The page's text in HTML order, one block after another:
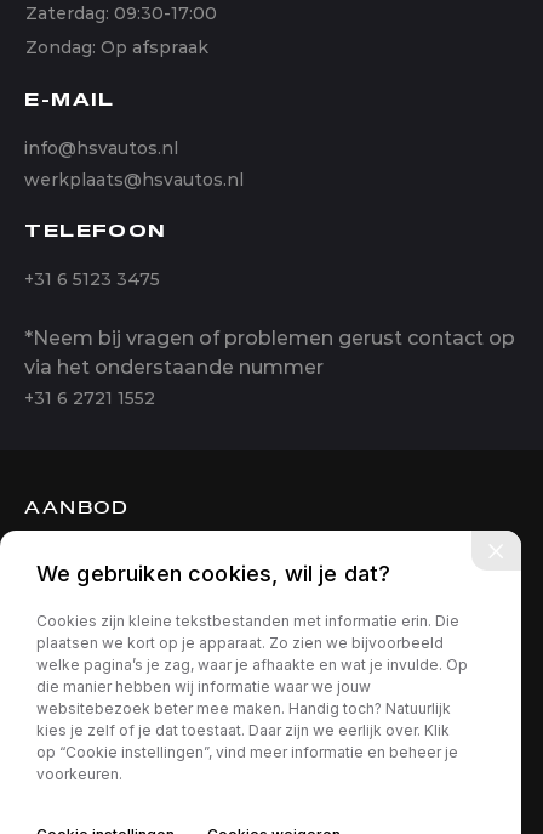
Zaterdag: 09:30-17:00
Zondag: Op afspraak
E-MAIL
info@hsvautos.nl
werkplaats@hsvautos.nl
TELEFOON
+31 6 5123 3475
*Neem bij vragen of problemen gerust contact op
via het onderstaande nummer
+31 6 2721 1552
AANBOD
OVER ONS
CONTACT
We gebruiken cookies, wil je dat?
Cookies zijn kleine tekstbestanden met informatie erin. Die
plaatsen we kort op je apparaat. Zo zien we bijvoorbeeld
welke pagina’s je zag, waar je afhaakte en wat je invulde. Op
die manier hebben wij informatie waar we jouw
websitebezoek beter mee maken. Handig toch? Natuurlijk
kies je zelf of je dat toestaat. Daar zijn we eerlijk over. Klik
op “Cookie instellingen”, vind meer informatie en beheer je
voorkeuren.